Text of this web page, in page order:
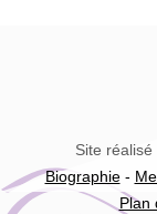
Site
Biographie-
Plan